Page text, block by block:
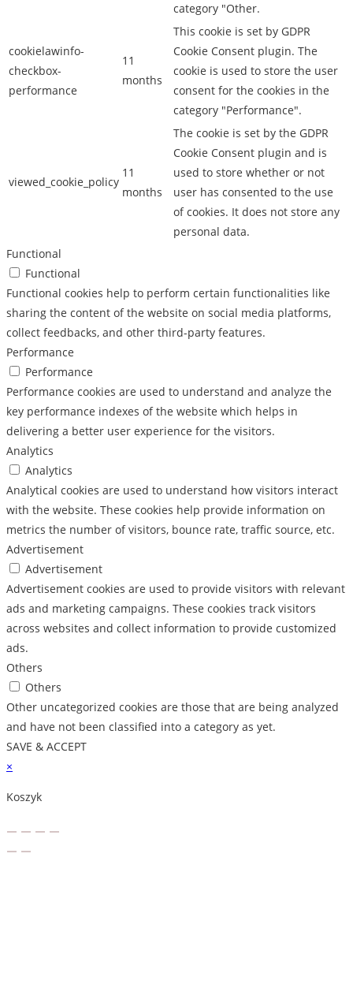
category "Other.
cookielawinfo-
checkbox-
performance
11
months
This cookie is set by GDPR
Cookie Consent plugin. The
cookie is used to store the user
consent for the cookies in the
category "Performance".
viewed_cookie_policy
11
months
The cookie is set by the GDPR
Cookie Consent plugin and is
used to store whether or not
user has consented to the use
of cookies. It does not store any
personal data.
Functional
Functional
Functional cookies help to perform certain functionalities like
sharing the content of the website on social media platforms,
collect feedbacks, and other third-party features.
Performance
Performance
Performance cookies are used to understand and analyze the
key performance indexes of the website which helps in
delivering a better user experience for the visitors.
Analytics
Analytics
Analytical cookies are used to understand how visitors interact
with the website. These cookies help provide information on
metrics the number of visitors, bounce rate, traffic source, etc.
Advertisement
Advertisement
Advertisement cookies are used to provide visitors with relevant
ads and marketing campaigns. These cookies track visitors
across websites and collect information to provide customized
ads.
Others
Others
Other uncategorized cookies are those that are being analyzed
and have not been classified into a category as yet.
SAVE & ACCEPT
×
Koszyk